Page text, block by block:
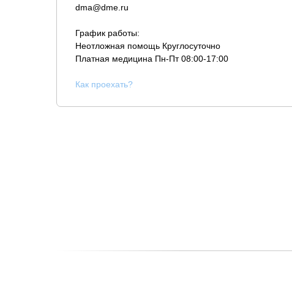
dma@dme.ru
График работы:
Неотложная помощь Круглосуточно
Платная медицина Пн-Пт 08:00-17:00
Как проехать?